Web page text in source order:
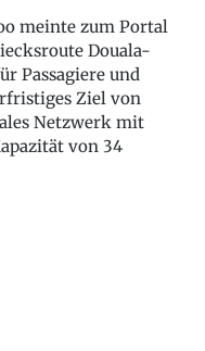
meinte zum Portal
Douala-
Passagiere und
Ziel von
Netzwerk mit
von 34